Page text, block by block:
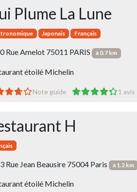
Plume La Lune
Japonais Français
Rue Amelot 75011 PARIS à 0.7 km
étoilé Michelin
Note guide 1 avis
H
Rue Jean Beausire 75004 Paris à 1.2 km
étoilé Michelin